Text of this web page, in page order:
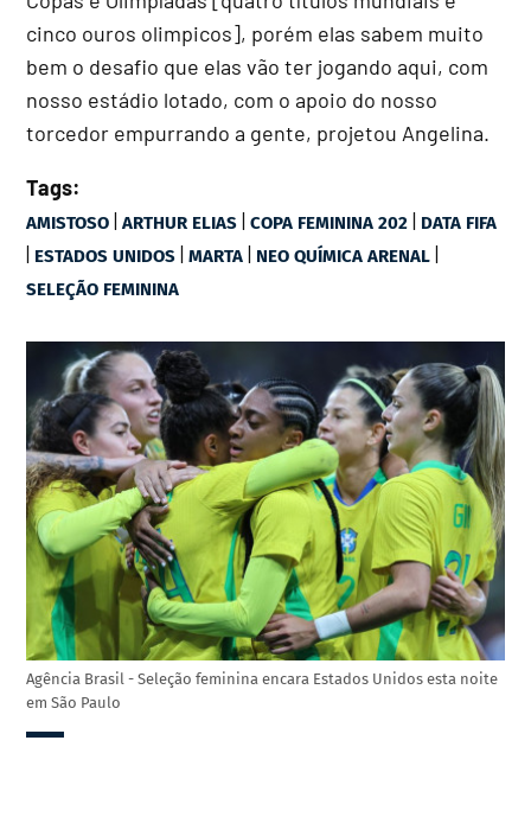
cinco ouros olimpicos], porém elas sabem muito
bem o desafio que elas vão ter jogando aqui, com
nosso estádio lotado, com o apoio do nosso
torcedor empurrando a gente, projetou Angelina.
Tags:
AMISTOSO |ARTHUR ELIAS |COPA FEMININA 202 | DATA FIFA
| ESTADOS UNIDOS |MARTA | NEO QUÍMICA ARENAL |
SELEÇÃO FEMININA
Agência Brasil - Seleção feminina encara Estados Unidos esta noite
em São Paulo